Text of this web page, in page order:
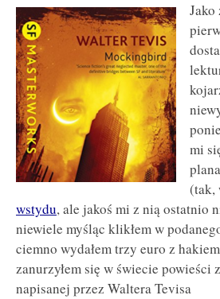
Jako
mi
(tak,
wstydu, ale jakoś mi z nią ostatnio
niewiele myśląc klikłem w
ciemno wydałem trzy euro z
zanurzyłem się w świecie powieści
napisanej przez Waltera Tevisa